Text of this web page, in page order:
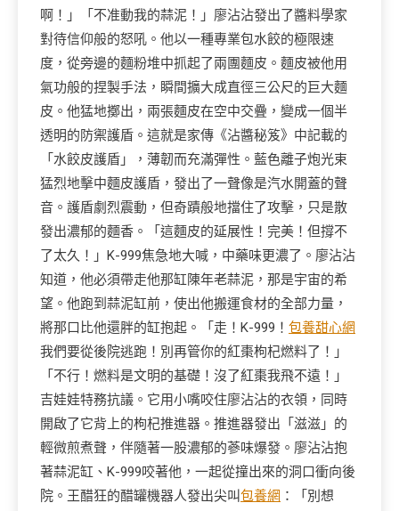
啊！」「不准動我的蒜泥！」廖沾沾發出了醬料學家
對待信仰般的怒吼。他以一種專業包水餃的極限速
度，從旁邊的麵粉堆中抓起了兩團麵皮。麵皮被他用
氣功般的捏製手法，瞬間擴大成直徑三公尺的巨大麵
皮。他猛地擲出，兩張麵皮在空中交疊，變成一個半
透明的防禦護盾。這就是家傳《沾醬秘笈》中記載的
「水餃皮護盾」，薄韌而充滿彈性。藍色離子炮光束
猛烈地擊中麵皮護盾，發出了一聲像是汽水開蓋的聲
音。護盾劇烈震動，但奇蹟般地擋住了攻擊，只是散
發出濃郁的麵香。「這麵皮的延展性！完美！但撐不
了太久！」K-999焦急地大喊，中藥味更濃了。廖沾沾
知道，他必須帶走他那缸陳年老蒜泥，那是宇宙的希
望。他跑到蒜泥缸前，使出他搬運食材的全部力量，
將那口比他還胖的缸抱起。「走！K-999！ 包養甜心網
我們要從後院逃跑！別再管你的紅棗枸杞燃料了！」
「不行！燃料是文明的基礎！沒了紅棗我飛不遠！」
吉娃娃特務抗議。它用小嘴咬住廖沾沾的衣領，同時
開啟了它背上的枸杞推進器。推進器發出「滋滋」的
輕微煎煮聲，伴隨著一股濃郁的蔘味爆發。廖沾沾抱
著蒜泥缸、K-999咬著他，一起從撞出來的洞口衝向後
院。王醋狂的醋罐機器人發出尖叫包養網 ：「別想